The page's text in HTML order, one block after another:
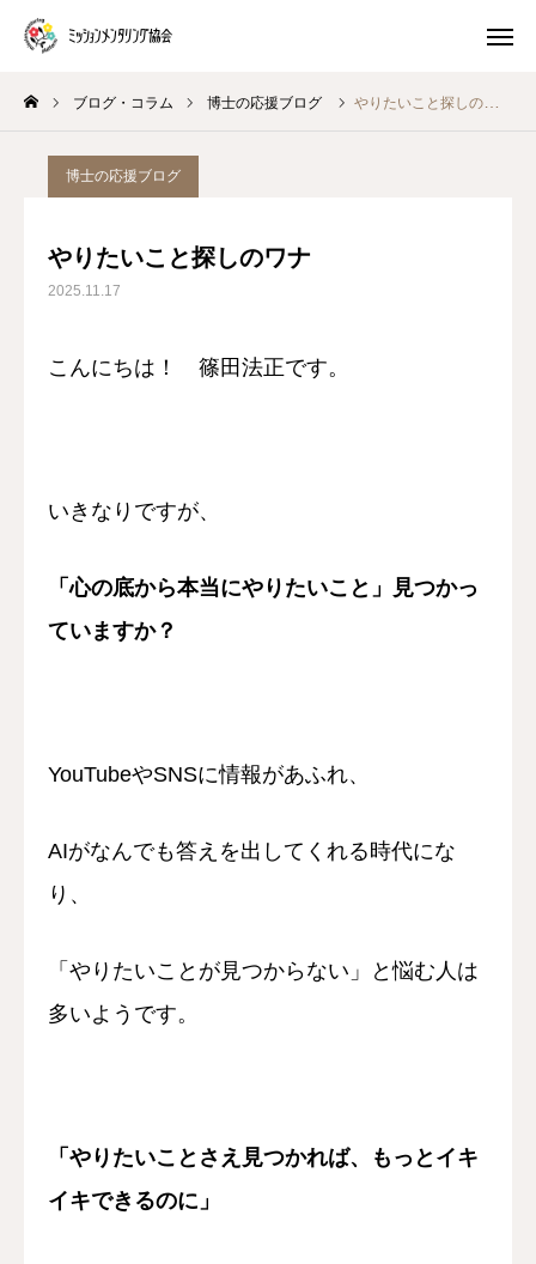
ブログ・コラム 博士の応援ブログ やりたいこと探しのワナ
博士の応援ブログ
やりたいこと探しのワナ
2025.11.17
こんにちは！ 篠田法正です。
いきなりですが、
「心の底から本当にやりたいこと」
見つかっ
ていますか？
YouTubeやSNSに情報があふれ、
AIがなんでも答えを出してくれる時代にな
り、
「やりたいことが見つからない」
と悩む人は
多いようです。
「やりたいことさえ見つかれば、もっとイキ
イキできるのに」
プレ講座
トイロキャラ解説
プログラム
認定講師
本協会について